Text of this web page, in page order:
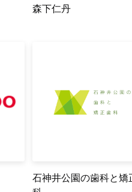
森下仁丹
石神井公園の歯科と矯